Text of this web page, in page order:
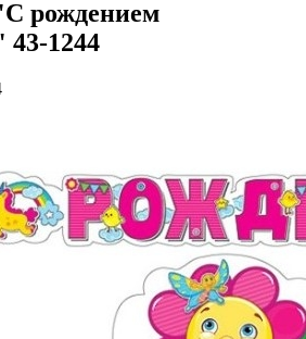
рождением
43-1244